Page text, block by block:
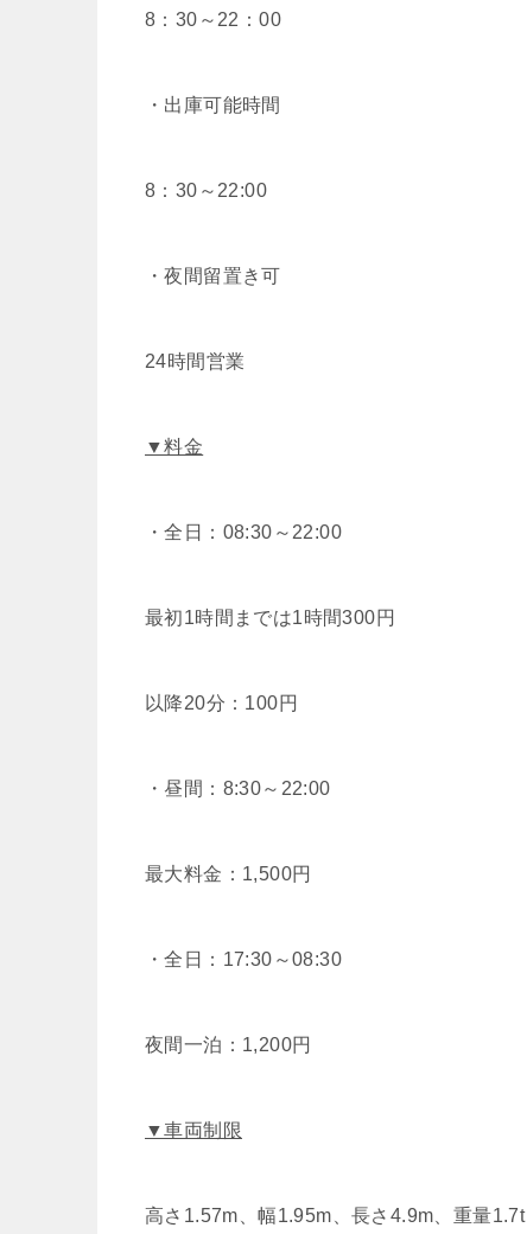
8：30～22：00
・出庫可能時間
8：30～22:00
・夜間留置き可
24時間営業
▼料金
・全日：08:30～22:00
最初1時間までは1時間300円
以降20分：100円
・昼間：8:30～22:00
最大料金：1,500円
・全日：17:30～08:30
夜間一泊：1,200円
▼車両制限
高さ1.57m、幅1.95m、長さ4.9m、重量1.7t